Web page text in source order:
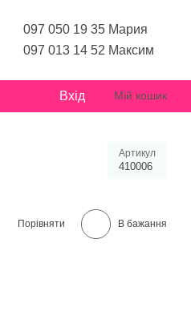
097 050 19 35 Мария
097 013 14 52 Максим
Вхід Мій кошик
Артикул
410006
Порівняти В бажання